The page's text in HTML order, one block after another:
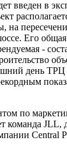
введен в
на
Его
-
день ТРЦ
по
команда JLL,
Central